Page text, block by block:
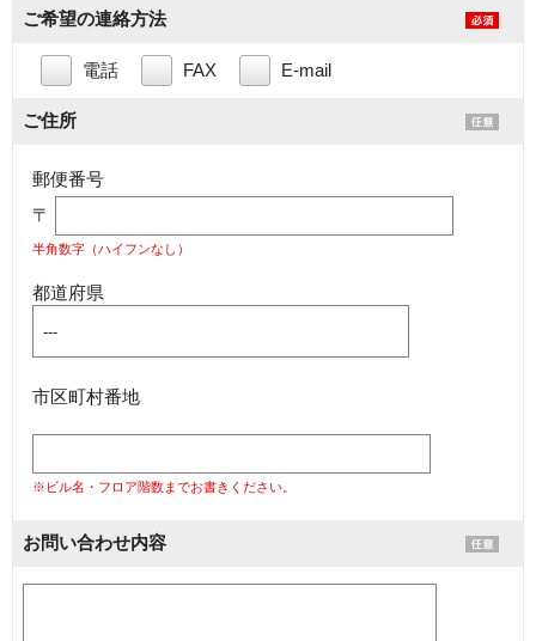
ご希望の連絡方法
電話 FAX E-mail
ご住所
郵便番号
〒
半角数字（ハイフンなし）
都道府県
市区町村番地
※ビル名・フロア階数までお書きください。
お問い合わせ内容